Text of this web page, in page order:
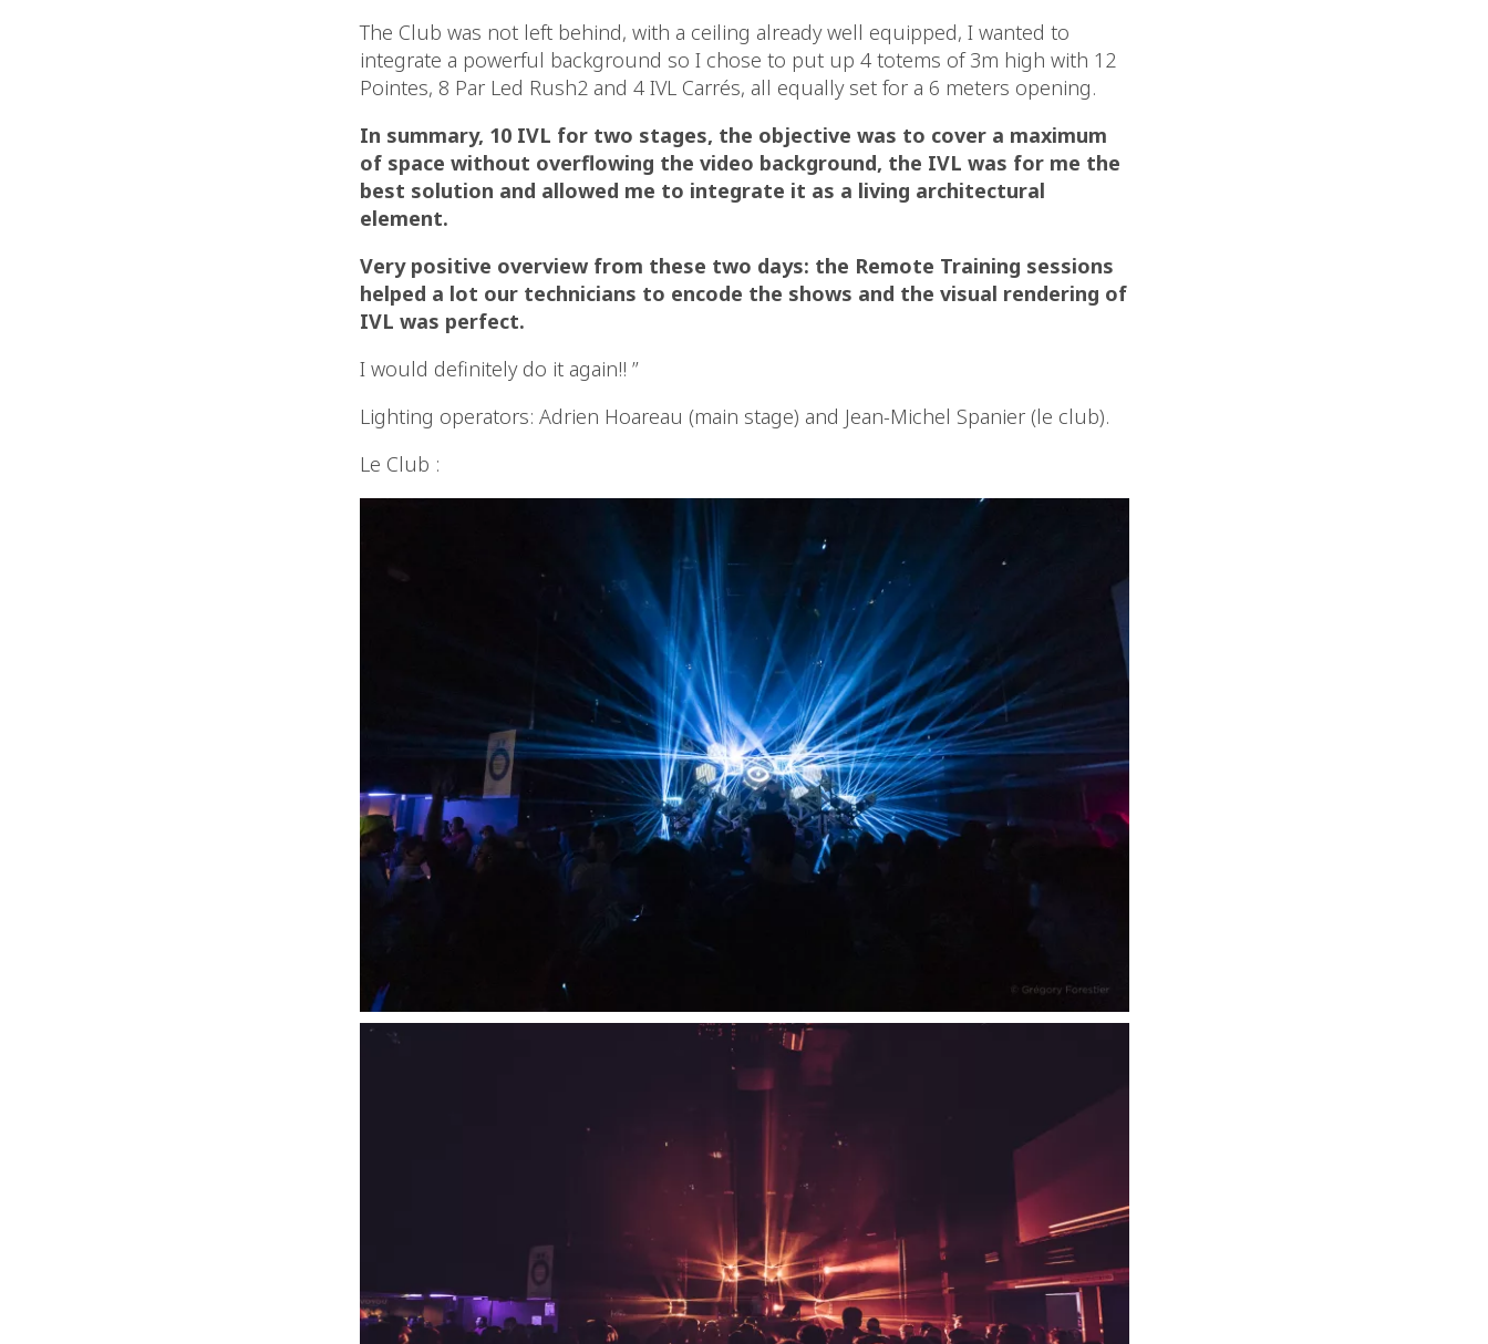
The Club was not left behind, with a ceiling already well equipped, I wanted to
integrate a powerful background so I chose to put up 4 totems of 3m high with 12
Pointes, 8 Par Led Rush2 and 4 IVL Carrés, all equally set for a 6 meters opening.
In summary, 10 IVL for two stages, the objective was to cover a maximum
of space without overflowing the video background, the IVL was for me the
best solution and allowed me to integrate it as a living architectural
element.
Very positive overview from these two days: the Remote Training sessions
helped a lot our technicians to encode the shows and the visual rendering of
IVL was perfect.
I would definitely do it again!! ”
Lighting operators: Adrien Hoareau (main stage) and Jean-Michel Spanier (le club).
Le Club :